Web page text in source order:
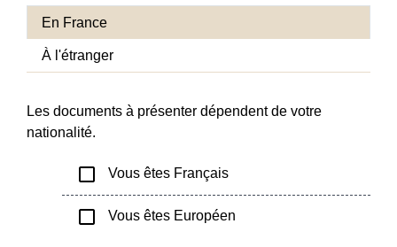
En France
À l'étranger
Les documents à présenter dépendent de votre
nationalité.
check_box_outline_blank Vous êtes Français
check_box_outline_blank Vous êtes Européen